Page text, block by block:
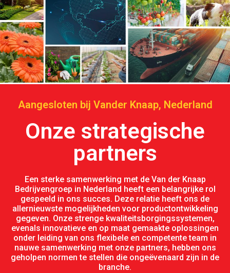
Aangesloten bij Vander Knaap, Nederland
Onze strategische
partners
Een sterke samenwerking met de Van der Knaap
Bedrijvengroep in Nederland heeft een belangrijke rol
gespeeld in ons succes. Deze relatie heeft ons de
allernieuwste mogelijkheden voor productontwikkeling
gegeven. Onze strenge kwaliteitsborgingssystemen,
evenals innovatieve en op maat gemaakte oplossingen
onder leiding van ons flexibele en competente team in
nauwe samenwerking met onze partners, hebben ons
geholpen normen te stellen die ongeëvenaard zijn in de
branche.